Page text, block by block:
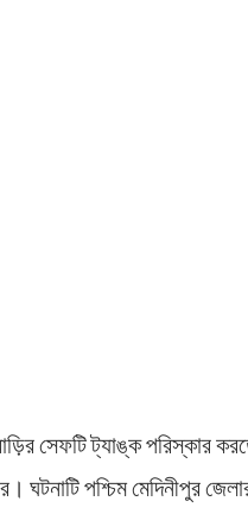
সেফটি ট্যাঙ্ক পরিস্কার
পশ্চিম মেদিনীপুর